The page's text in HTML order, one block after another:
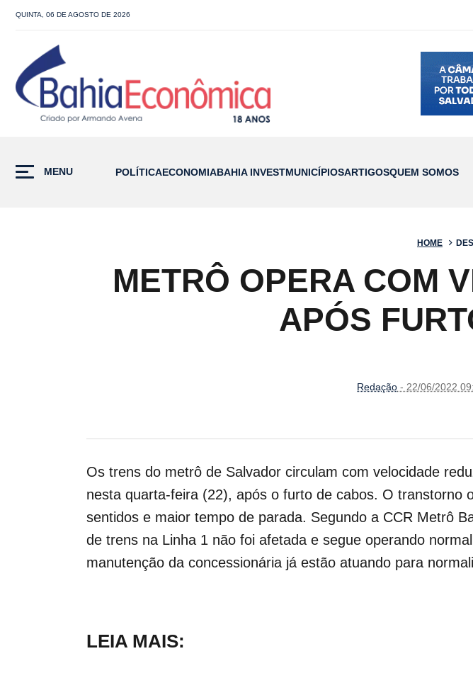
QUINTA, 06 DE AGOSTO DE 2026
MENU POLÍTICAECONOMIABAHIA INVESTMUNICÍPIOSARTIGOSQUEM SOMOS
HOME
METRÔ OPERA COM
APÓS
Redação - 22/06/2022
Os trens do metrô de Salvador circulam com velocidade
nesta quarta-feira (22), após o furto de cabos. O transtorno
sentidos e maior tempo de parada. Segundo a CCR Metrô
de trens na Linha 1 não foi afetada e segue operando
manutenção da concessionária já estão atuando para
LEIA MAIS: